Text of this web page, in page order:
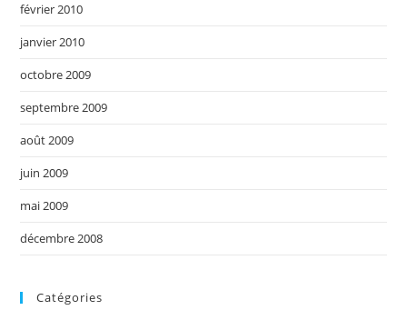
février 2010
janvier 2010
octobre 2009
septembre 2009
août 2009
juin 2009
mai 2009
décembre 2008
Catégories